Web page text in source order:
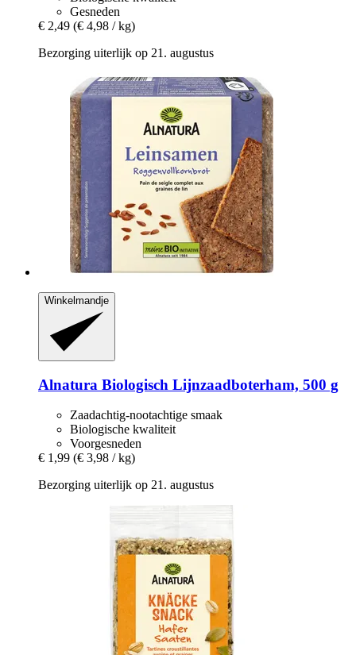
Gesneden
€ 2,49 (€ 4,98 / kg)
Bezorging uiterlijk op 21. augustus
Winkelmandje
Alnatura Biologisch Lijnzaadboterham, 500 g
Zaadachtig-nootachtige smaak
Biologische kwaliteit
Voorgesneden
€ 1,99 (€ 3,98 / kg)
Bezorging uiterlijk op 21. augustus